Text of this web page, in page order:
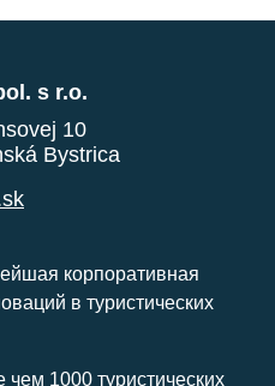
s r.o.
10
Bystrica
корпоративная
в туристических
1000 туристических